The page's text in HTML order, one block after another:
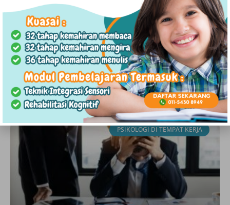
Kesihatan Mental Kanak-Kanak : Gangguan
Mental Yang Umum Terjadi
BACA ARTIKEL »
15/08/2022
PSIKOLOGI DI TEMPAT KERJA